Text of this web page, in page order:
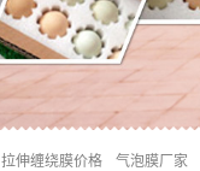
拉伸缠绕膜价格 气泡膜厂家